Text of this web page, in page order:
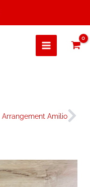
Arrangement Amilio